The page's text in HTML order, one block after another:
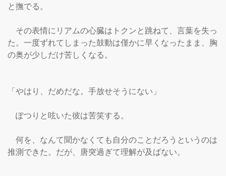
と撫でる。
その表情にリアムの心臓はトクンと跳ねて、言葉を失っ
た。一度ずれてしまった鼓動は僅かに早くなったまま、胸
の奥が少しだけ苦しくなる。
「やはり、だめだな。手放せそうにない」
ぽつりと呟いた彼は苦笑する。
何を、なんて聞かなくても自分のことだろうというのは
推測できた。だが、唐突過ぎて理解が及ばない。